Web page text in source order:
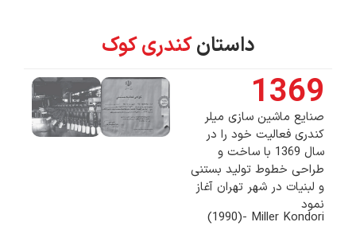
داستانکندری کوک
1369
صنایع ماشین سازی میلر
کندری فعالیت خود را در
سال 1369 با ساخت و
طراحی خطوط تولید بستنی
و لبنیات در شهر تهران آغاز
نمود
(1990)- Miller Kondori